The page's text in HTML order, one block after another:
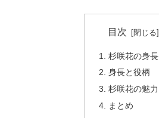
目次
杉咲花の身長
身長と役柄
杉咲花の魅力
まとめ